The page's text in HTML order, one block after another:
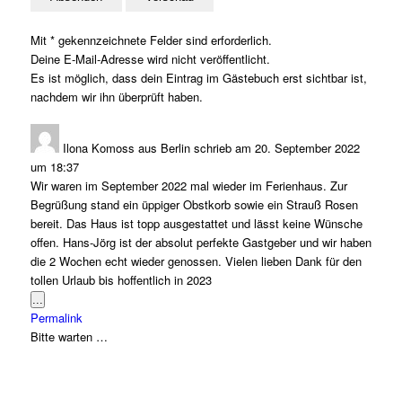
Mit * gekennzeichnete Felder sind erforderlich.
Deine E-Mail-Adresse wird nicht veröffentlicht.
Es ist möglich, dass dein Eintrag im Gästebuch erst sichtbar ist,
nachdem wir ihn überprüft haben.
Ilona Komoss aus Berlin schrieb am 20. September 2022
um 18:37
Wir waren im September 2022 mal wieder im Ferienhaus. Zur
Begrüßung stand ein üppiger Obstkorb sowie ein Strauß Rosen
bereit. Das Haus ist topp ausgestattet und lässt keine Wünsche
offen. Hans-Jörg ist der absolut perfekte Gastgeber und wir haben
die 2 Wochen echt wieder genossen. Vielen lieben Dank für den
tollen Urlaub bis hoffentlich in 2023
...
Metabox
ein-/ausblenden.
Permalink
Bitte warten …